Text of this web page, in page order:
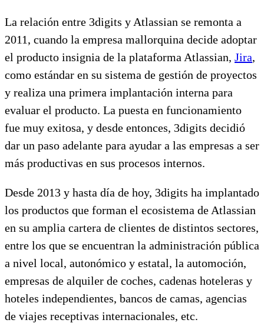
La relación entre 3digits y Atlassian se remonta a
2011, cuando la empresa mallorquina decide adoptar
el producto insignia de la plataforma Atlassian, Jira,
como estándar en su sistema de gestión de proyectos
y realiza una primera implantación interna para
evaluar el producto. La puesta en funcionamiento
fue muy exitosa, y desde entonces, 3digits decidió
dar un paso adelante para ayudar a las empresas a ser
más productivas en sus procesos internos.
Desde 2013 y hasta día de hoy, 3digits ha implantado
los productos que forman el ecosistema de Atlassian
en su amplia cartera de clientes de distintos sectores,
entre los que se encuentran la administración pública
a nivel local, autonómico y estatal, la automoción,
empresas de alquiler de coches, cadenas hoteleras y
hoteles independientes, bancos de camas, agencias
de viajes receptivas internacionales, etc.